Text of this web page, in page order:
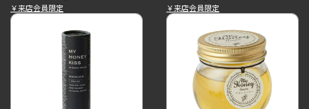
￥来店会員限定 ￥来店会員限定